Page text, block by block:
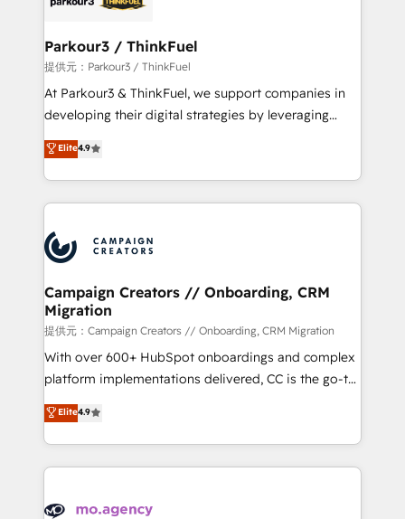
companies scale faster and smarter. 🔹 BOOMS:
Demand generation for all your buyers With BOOMS,
you invest in 100% of your buyers, accelerating your
growth and positioning yourself as an undisputed
transformation process A methodology designed to
implement HubSpot effectively and optimize your
record of business transformation, our growth-first
approach has helped brands dominate their
Parkour3 / ThinkFuel
提供元：Parkour3 / ThinkFuel
At Parkour3 & ThinkFuel, we support companies in
developing their digital strategies by leveraging
technologies and automating their marketing and
sales processes to generate growth. Our offer spans
from Strategy to Operations. We specialize in CRM
onboarding and implementation, web design, sales
extensive experience working with tech companies
and manufacturers since 2002, we are committed to
empowering our clients and developing their
autonomy. Get to grips with HubSpot through
guided implementation and seamless integration of
the CRM platform into your digital ecosystem. Would
you like support in deploying your inbound
to your needs and sales objectives. With 125+
certifications, we are part of the most certified
services are offered in both English & French.
Elite4.9
Campaign Creators // Onboarding, CRM
Migration
提供元：Campaign Creators // Onboarding, CRM Migration
With over 600+ HubSpot onboardings and complex
platform implementations delivered, CC is the go-to
Elite Solutions Partner for businesses ready to
migrate, replatform, and scale smarter. We specialize
in high-impact CRM and CMS migrations and
onboarding from platforms like Salesforce, NetSuite,
WordPress and legacy CRMs, turning fragmented
Elite4.9